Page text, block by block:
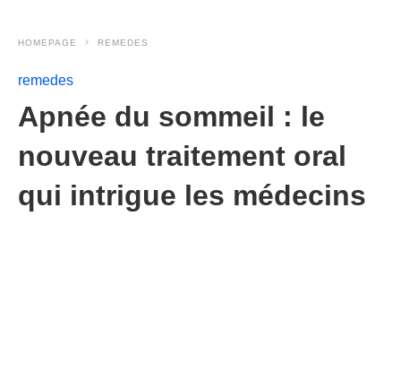
HOMEPAGE REMEDES
remedes
Apnée du sommeil : le
nouveau traitement oral
qui intrigue les médecins